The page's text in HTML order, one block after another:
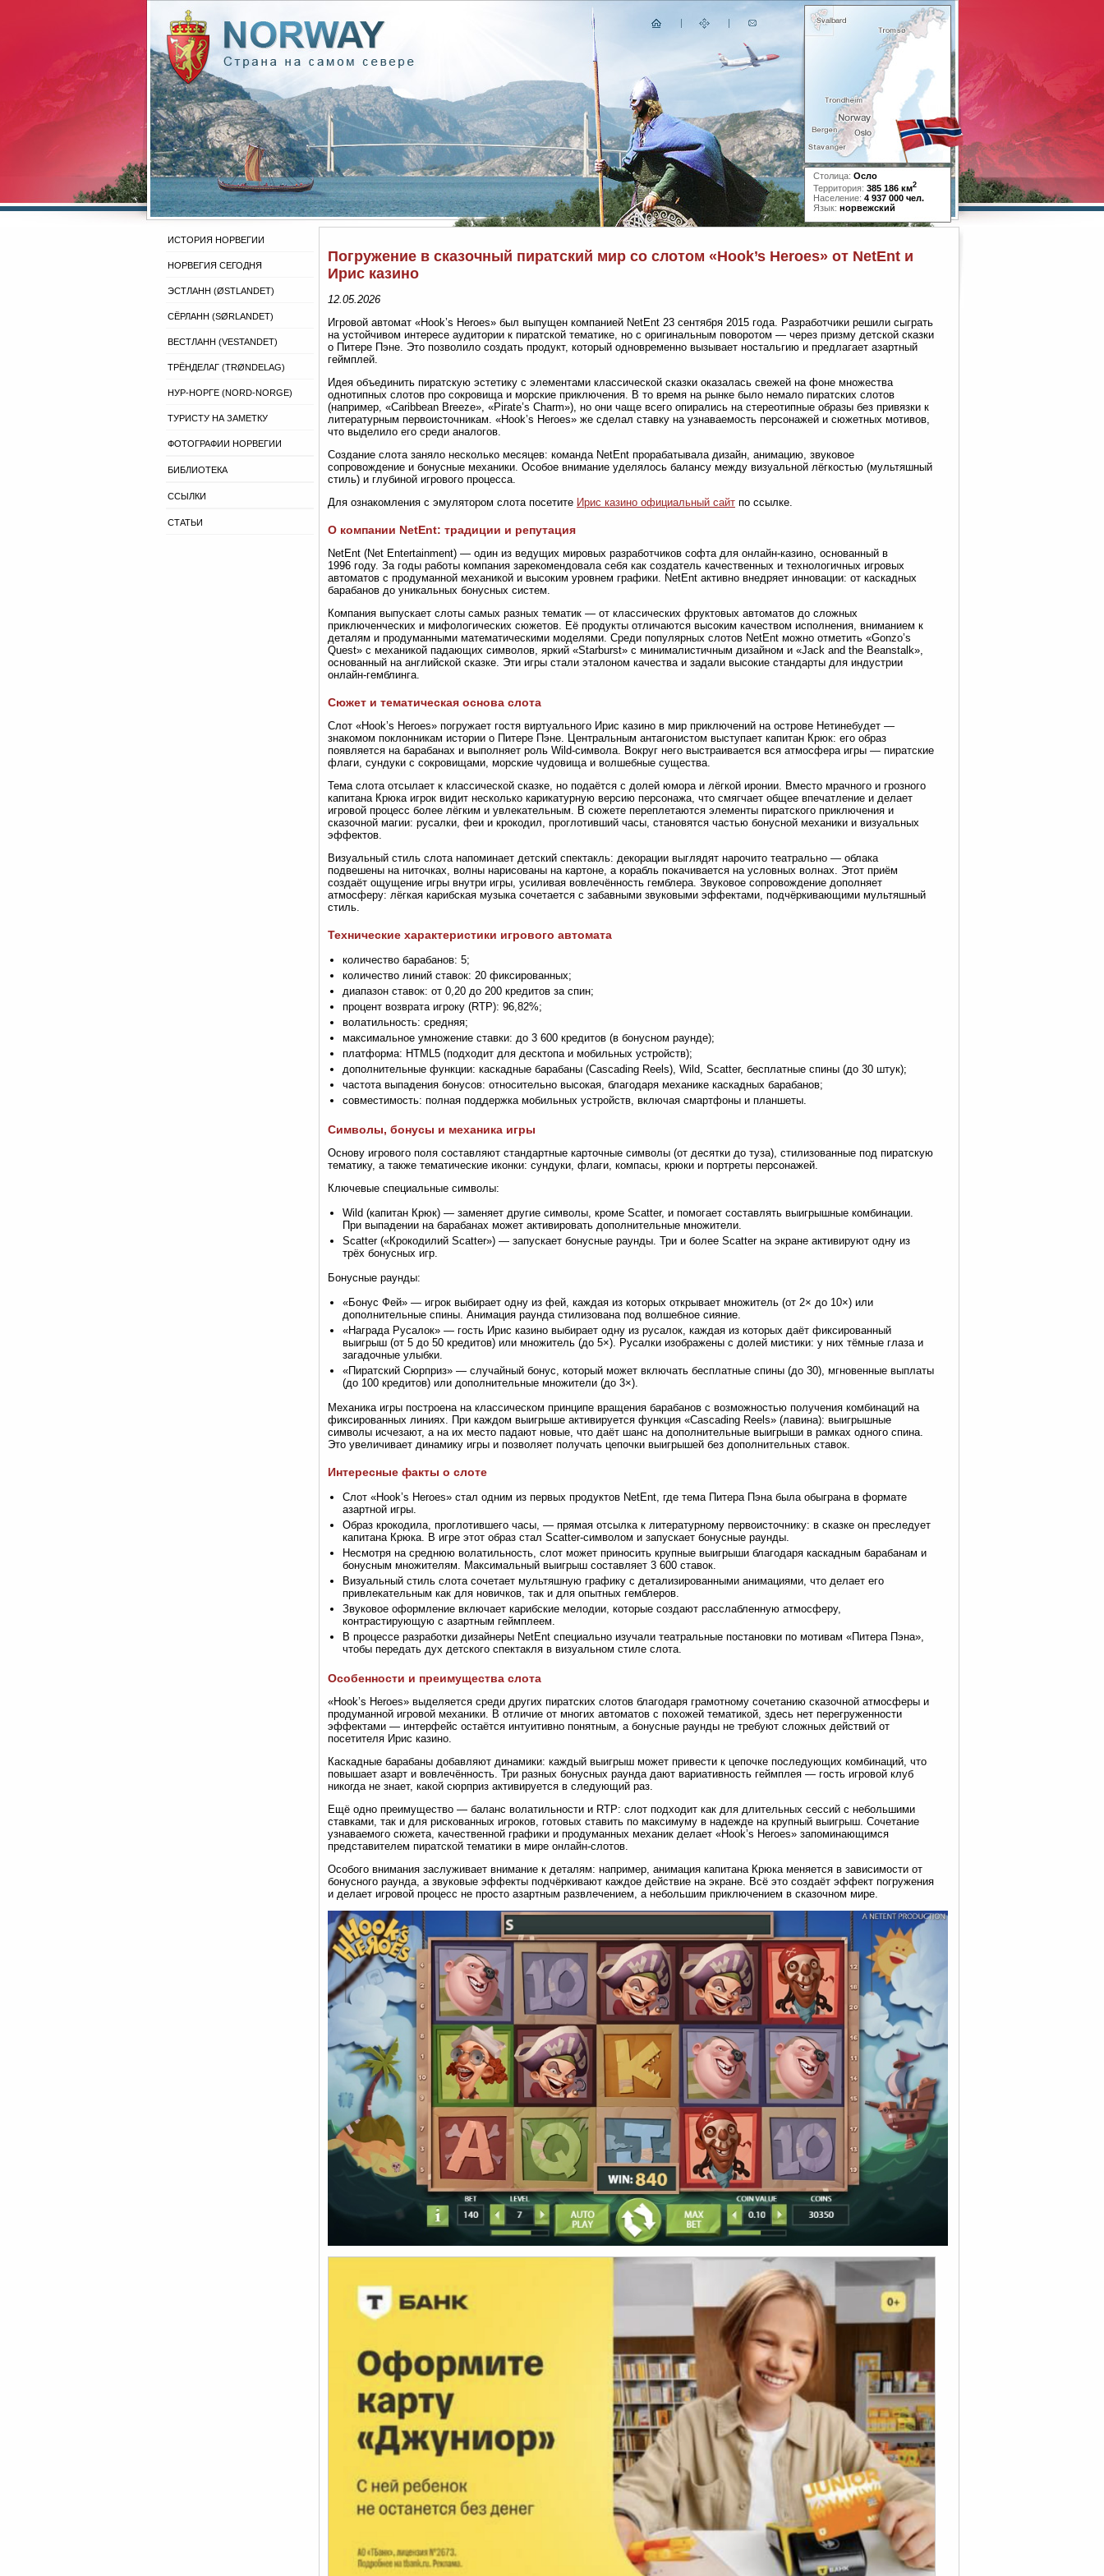
Столица: Осло
Территория: 385 186 км2
Население: 4 937 000 чел.
Язык: норвежский
ИСТОРИЯ НОРВЕГИИ
НОРВЕГИЯ СЕГОДНЯ
ЭСТЛАНН (ØSTLANDET)
СЁРЛАНН (SØRLANDET)
ВЕСТЛАНН (VESTANDET)
ТРЁНДЕЛАГ (TRØNDELAG)
НУР-НОРГЕ (NORD-NORGE)
ТУРИСТУ НА ЗАМЕТКУ
ФОТОГРАФИИ НОРВЕГИИ
БИБЛИОТЕКА
ССЫЛКИ
СТАТЬИ
Погружение в сказочный пиратский мир со слотом «Hook’s Heroes» от NetEnt и
Ирис казино
12.05.2026
Игровой автомат «Hook’s Heroes» был выпущен компанией NetEnt 23 сентября 2015 года. Разработчики решили сыграть
на устойчивом интересе аудитории к пиратской тематике, но с оригинальным поворотом — через призму детской сказки
о Питере Пэне. Это позволило создать продукт, который одновременно вызывает ностальгию и предлагает азартный
геймплей.
Идея объединить пиратскую эстетику с элементами классической сказки оказалась свежей на фоне множества
однотипных слотов про сокровища и морские приключения. В то время на рынке было немало пиратских слотов
(например, «Caribbean Breeze», «Pirate’s Charm»), но они чаще всего опирались на стереотипные образы без привязки к
литературным первоисточникам. «Hook’s Heroes» же сделал ставку на узнаваемость персонажей и сюжетных мотивов,
что выделило его среди аналогов.
Создание слота заняло несколько месяцев: команда NetEnt прорабатывала дизайн, анимацию, звуковое
сопровождение и бонусные механики. Особое внимание уделялось балансу между визуальной лёгкостью (мультяшный
стиль) и глубиной игрового процесса.
Для ознакомления с эмулятором слота посетите Ирис казино официальный сайт по ссылке.
О компании NetEnt: традиции и репутация
NetEnt (Net Entertainment) — один из ведущих мировых разработчиков софта для онлайн-казино, основанный в
1996 году. За годы работы компания зарекомендовала себя как создатель качественных и технологичных игровых
автоматов с продуманной механикой и высоким уровнем графики. NetEnt активно внедряет инновации: от каскадных
барабанов до уникальных бонусных систем.
Компания выпускает слоты самых разных тематик — от классических фруктовых автоматов до сложных
приключенческих и мифологических сюжетов. Её продукты отличаются высоким качеством исполнения, вниманием к
деталям и продуманными математическими моделями. Среди популярных слотов NetEnt можно отметить «Gonzo’s
Quest» с механикой падающих символов, яркий «Starburst» с минималистичным дизайном и «Jack and the Beanstalk»,
основанный на английской сказке. Эти игры стали эталоном качества и задали высокие стандарты для индустрии
онлайн-гемблинга.
Сюжет и тематическая основа слота
Слот «Hook’s Heroes» погружает гостя виртуального Ирис казино в мир приключений на острове Нетинебудет —
знакомом поклонникам истории о Питере Пэне. Центральным антагонистом выступает капитан Крюк: его образ
появляется на барабанах и выполняет роль Wild-символа. Вокруг него выстраивается вся атмосфера игры — пиратские
флаги, сундуки с сокровищами, морские чудовища и волшебные существа.
Тема слота отсылает к классической сказке, но подаётся с долей юмора и лёгкой иронии. Вместо мрачного и грозного
капитана Крюка игрок видит несколько карикатурную версию персонажа, что смягчает общее впечатление и делает
игровой процесс более лёгким и увлекательным. В сюжете переплетаются элементы пиратского приключения и
сказочной магии: русалки, феи и крокодил, проглотивший часы, становятся частью бонусной механики и визуальных
эффектов.
Визуальный стиль слота напоминает детский спектакль: декорации выглядят нарочито театрально — облака
подвешены на ниточках, волны нарисованы на картоне, а корабль покачивается на условных волнах. Этот приём
создаёт ощущение игры внутри игры, усиливая вовлечённость гемблера. Звуковое сопровождение дополняет
атмосферу: лёгкая карибская музыка сочетается с забавными звуковыми эффектами, подчёркивающими мультяшный
стиль.
Технические характеристики игрового автомата
количество барабанов: 5;
количество линий ставок: 20 фиксированных;
диапазон ставок: от 0,20 до 200 кредитов за спин;
процент возврата игроку (RTP): 96,82%;
волатильность: средняя;
максимальное умножение ставки: до 3 600 кредитов (в бонусном раунде);
платформа: HTML5 (подходит для десктопа и мобильных устройств);
дополнительные функции: каскадные барабаны (Cascading Reels), Wild, Scatter, бесплатные спины (до 30 штук);
частота выпадения бонусов: относительно высокая, благодаря механике каскадных барабанов;
совместимость: полная поддержка мобильных устройств, включая смартфоны и планшеты.
Символы, бонусы и механика игры
Основу игрового поля составляют стандартные карточные символы (от десятки до туза), стилизованные под пиратскую
тематику, а также тематические иконки: сундуки, флаги, компасы, крюки и портреты персонажей.
Ключевые специальные символы:
Wild (капитан Крюк) — заменяет другие символы, кроме Scatter, и помогает составлять выигрышные комбинации.
При выпадении на барабанах может активировать дополнительные множители.
Scatter («Крокодилий Scatter») — запускает бонусные раунды. Три и более Scatter на экране активируют одну из
трёх бонусных игр.
Бонусные раунды:
«Бонус Фей» — игрок выбирает одну из фей, каждая из которых открывает множитель (от 2× до 10×) или
дополнительные спины. Анимация раунда стилизована под волшебное сияние.
«Награда Русалок» — гость Ирис казино выбирает одну из русалок, каждая из которых даёт фиксированный
выигрыш (от 5 до 50 кредитов) или множитель (до 5×). Русалки изображены с долей мистики: у них тёмные глаза и
загадочные улыбки.
«Пиратский Сюрприз» — случайный бонус, который может включать бесплатные спины (до 30), мгновенные выплаты
(до 100 кредитов) или дополнительные множители (до 3×).
Механика игры построена на классическом принципе вращения барабанов с возможностью получения комбинаций на
фиксированных линиях. При каждом выигрыше активируется функция «Cascading Reels» (лавина): выигрышные
символы исчезают, а на их место падают новые, что даёт шанс на дополнительные выигрыши в рамках одного спина.
Это увеличивает динамику игры и позволяет получать цепочки выигрышей без дополнительных ставок.
Интересные факты о слоте
Слот «Hook’s Heroes» стал одним из первых продуктов NetEnt, где тема Питера Пэна была обыграна в формате
азартной игры.
Образ крокодила, проглотившего часы, — прямая отсылка к литературному первоисточнику: в сказке он преследует
капитана Крюка. В игре этот образ стал Scatter-символом и запускает бонусные раунды.
Несмотря на среднюю волатильность, слот может приносить крупные выигрыши благодаря каскадным барабанам и
бонусным множителям. Максимальный выигрыш составляет 3 600 ставок.
Визуальный стиль слота сочетает мультяшную графику с детализированными анимациями, что делает его
привлекательным как для новичков, так и для опытных гемблеров.
Звуковое оформление включает карибские мелодии, которые создают расслабленную атмосферу,
контрастирующую с азартным геймплеем.
В процессе разработки дизайнеры NetEnt специально изучали театральные постановки по мотивам «Питера Пэна»,
чтобы передать дух детского спектакля в визуальном стиле слота.
Особенности и преимущества слота
«Hook’s Heroes» выделяется среди других пиратских слотов благодаря грамотному сочетанию сказочной атмосферы и
продуманной игровой механики. В отличие от многих автоматов с похожей тематикой, здесь нет перегруженности
эффектами — интерфейс остаётся интуитивно понятным, а бонусные раунды не требуют сложных действий от
посетителя Ирис казино.
Каскадные барабаны добавляют динамики: каждый выигрыш может привести к цепочке последующих комбинаций, что
повышает азарт и вовлечённость. Три разных бонусных раунда дают вариативность геймплея — гость игровой клуб
никогда не знает, какой сюрприз активируется в следующий раз.
Ещё одно преимущество — баланс волатильности и RTP: слот подходит как для длительных сессий с небольшими
ставками, так и для рискованных игроков, готовых ставить по максимуму в надежде на крупный выигрыш. Сочетание
узнаваемого сюжета, качественной графики и продуманных механик делает «Hook’s Heroes» запоминающимся
представителем пиратской тематики в мире онлайн-слотов.
Особого внимания заслуживает внимание к деталям: например, анимация капитана Крюка меняется в зависимости от
бонусного раунда, а звуковые эффекты подчёркивают каждое действие на экране. Всё это создаёт эффект погружения
и делает игровой процесс не просто азартным развлечением, а небольшим приключением в сказочном мире.